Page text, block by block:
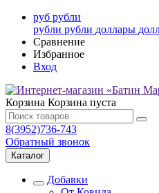
руб рубли
рубли рубли доллары
Сравнение
Избранное
Вход
Корзина Корзина пуста
8(3952)736-743
Обратный звонок
Каталог
Добавки